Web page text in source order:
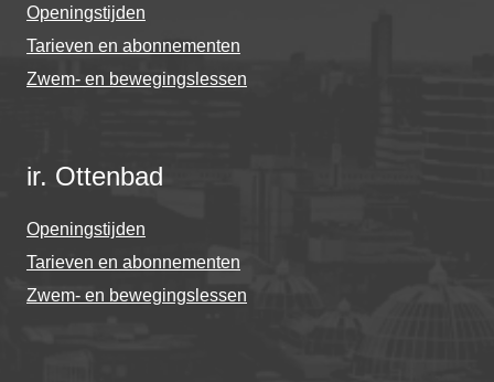
Openingstijden
Tarieven en abonnementen
Zwem- en bewegingslessen
ir. Ottenbad
Openingstijden
Tarieven en abonnementen
Zwem- en bewegingslessen